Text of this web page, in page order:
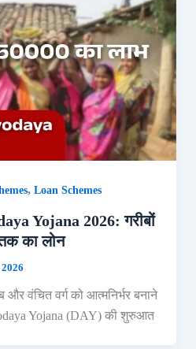
, Loan Schemes
Yojana 2026: गरीबों
का लोन
वंचित वर्ग को आत्मनिर्भर बनाने
Yojana (DAY) की शुरुआत